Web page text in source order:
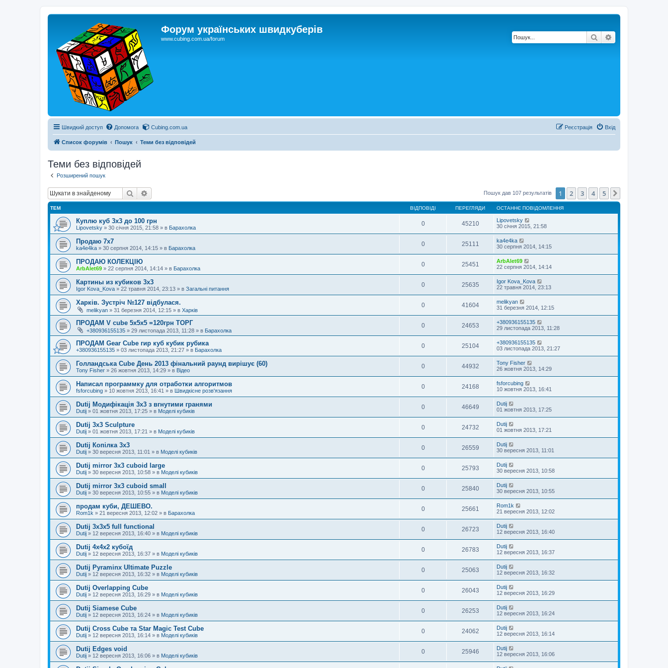
Форум українських швидкуберів
www.cubing.com.ua/forum Пошук
Швидкий доступ Допомога Cubing.com.ua Вхід
Реєстрація
Список форумів Пошук Теми без відповідей
Теми без відповідей
Розширений пошук
Пошук Пошук дав 107 результатів 1 2 3 4 5
ТЕМ ВІДПОВІДІ ПЕРЕГЛЯДИ ОСТАННЄ ПОВІДОМЛЕННЯ
Куплю куб 3х3 до 100 грн
Lipovetsky » 30 січня 2015, 21:58 » в Барахолка
0 45210
Lipovetsky
30 січня 2015, 21:58
Продаю 7х7
ka4e4ka » 30 серпня 2014, 14:15 » в Барахолка
0 25111
ka4e4ka
30 серпня 2014, 14:15
ПРОДАЮ КОЛЕКЦІЮ
ArbAlet69 » 22 серпня 2014, 14:14 » в Барахолка
0 25451
ArbAlet69
22 серпня 2014, 14:14
Картины из кубиков 3х3
Igor Kova_Kova » 22 травня 2014, 23:13 » в Загальні питання
0 25635
Igor Kova_Kova
22 травня 2014, 23:13
Харків. Зустріч №127 відбулася.
melikyan » 31 березня 2014, 12:15 » в Харків
0 41604
melikyan
31 березня 2014, 12:15
ПРОДАМ V cube 5x5x5 =120грн ТОРГ
+380936155135 » 29 листопада 2013, 11:28 » в Барахолка
0 24653
+380936155135
29 листопада 2013, 11:28
ПРОДАМ Gear Cube гир куб кубик рубика
+380936155135 » 03 листопада 2013, 21:27 » в Барахолка
0 25104
+380936155135
03 листопада 2013, 21:27
Голландська Cube День 2013 фінальний раунд вирішує (60)
Tony Fisher » 26 жовтня 2013, 14:29 » в Відео
0 44932
Tony Fisher
26 жовтня 2013, 14:29
Написал программку для отработки алгоритмов
fsforcubing » 10 жовтня 2013, 16:41 » в Швидкісне розв'язання
0 24168
fsforcubing
10 жовтня 2013, 16:41
Dutij Модифікація 3х3 з вгнутими гранями
Dutij » 01 жовтня 2013, 17:25 » в Моделі кубиків
0 46649
Dutij
01 жовтня 2013, 17:25
Dutij 3x3 Sculpture
Dutij » 01 жовтня 2013, 17:21 » в Моделі кубиків
0 24732
Dutij
01 жовтня 2013, 17:21
Dutij Копілка 3х3
Dutij » 30 вересня 2013, 11:01 » в Моделі кубиків
0 26559
Dutij
30 вересня 2013, 11:01
Dutij mirror 3x3 cuboid large
Dutij » 30 вересня 2013, 10:58 » в Моделі кубиків
0 25793
Dutij
30 вересня 2013, 10:58
Dutij mirror 3х3 cuboid small
Dutij » 30 вересня 2013, 10:55 » в Моделі кубиків
0 25840
Dutij
30 вересня 2013, 10:55
продам куби, ДЕШЕВО.
Rom1k » 21 вересня 2013, 12:02 » в Барахолка
0 25661
Rom1k
21 вересня 2013, 12:02
Dutij 3х3х5 full functional
Dutij » 12 вересня 2013, 16:40 » в Моделі кубиків
0 26723
Dutij
12 вересня 2013, 16:40
Dutij 4х4х2 кубоїд
Dutij » 12 вересня 2013, 16:37 » в Моделі кубиків
0 26783
Dutij
12 вересня 2013, 16:37
Dutij Pyraminx Ultimate Puzzle
Dutij » 12 вересня 2013, 16:32 » в Моделі кубиків
0 25063
Dutij
12 вересня 2013, 16:32
Dutij Overlapping Cube
Dutij » 12 вересня 2013, 16:29 » в Моделі кубиків
0 26043
Dutij
12 вересня 2013, 16:29
Dutij Siamese Cube
Dutij » 12 вересня 2013, 16:24 » в Моделі кубиків
0 26253
Dutij
12 вересня 2013, 16:24
Dutij Cross Cube та Star Magic Test Cube
Dutij » 12 вересня 2013, 16:14 » в Моделі кубиків
0 24062
Dutij
12 вересня 2013, 16:14
Dutij Edges void
Dutij » 12 вересня 2013, 16:06 » в Моделі кубиків
0 25946
Dutij
12 вересня 2013, 16:06